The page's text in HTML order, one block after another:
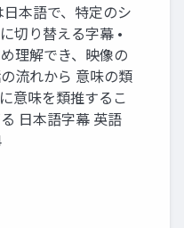
本語で、特定のシ
切り替える字幕 •
理解でき、映像の
流れから 意味の類
意味を類推するこ
日本語字幕 英語